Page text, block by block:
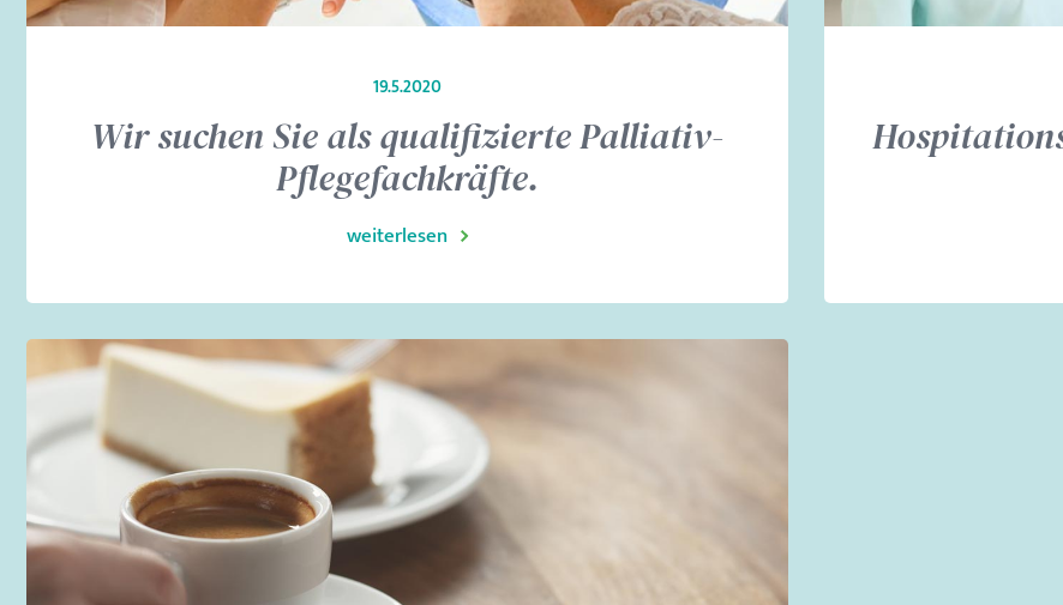
19.5.2020
Wir suchen Sie als qualifizierte Palliativ-
Pflegefachkräfte.
weiterlesen